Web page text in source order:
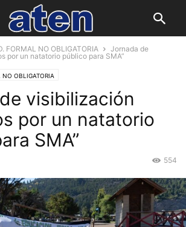
FORMAL NO OBLIGATORIA
Jornada de
por un natatorio público para SMA”
NO OBLIGATORIA
visibilización
por un natatorio
SMA”
554